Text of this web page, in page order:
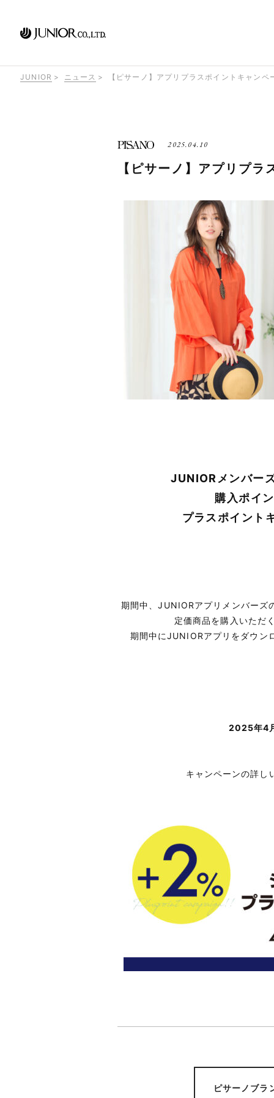
JUNIOR ニュース 【ピサーノ】アプリプラスポイントキャンペ
2025.04.10
【ピサーノ】アプリプ
JUNIORメンバー
購入ポイ
プラスポイント
期間中、JUNIORアプリメンバーズ
定価商品を購入いただ
期間中にJUNIORアプリをダウン
2025年4
キャンペーンの詳し
ピサーノブ